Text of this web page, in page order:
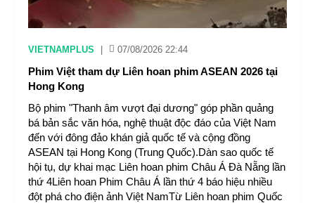
VIETNAMPLUS 07/08/2026 22:44
Phim Việt tham dự Liên hoan phim ASEAN 2026 tại
Hong Kong
Bộ phim "Thanh âm vượt đại dương" góp phần quảng
bá bản sắc văn hóa, nghệ thuật độc đáo của Việt Nam
đến với đông đảo khán giả quốc tế và cộng đồng
ASEAN tại Hong Kong (Trung Quốc).Dàn sao quốc tế
hội tụ, dự khai mạc Liên hoan phim Châu Á Đà Nẵng lần
thứ 4Liên hoan Phim Châu Á lần thứ 4 báo hiệu nhiều
đột phá cho điện ảnh Việt NamTừ Liên hoan phim Quốc